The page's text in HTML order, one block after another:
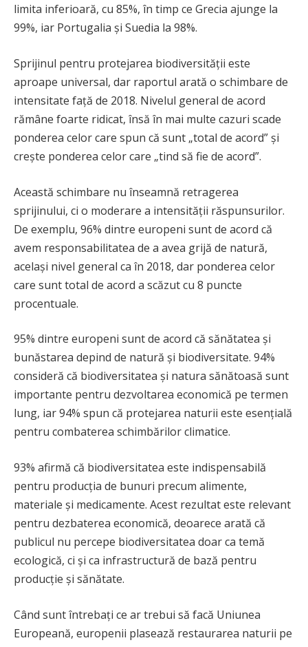
limita inferioară, cu 85%, în timp ce Grecia ajunge la
99%, iar Portugalia și Suedia la 98%.
Sprijinul pentru protejarea biodiversității este
aproape universal, dar raportul arată o schimbare de
intensitate față de 2018. Nivelul general de acord
rămâne foarte ridicat, însă în mai multe cazuri scade
ponderea celor care spun că sunt „total de acord” și
crește ponderea celor care „tind să fie de acord”.
Această schimbare nu înseamnă retragerea
sprijinului, ci o moderare a intensității răspunsurilor.
De exemplu, 96% dintre europeni sunt de acord că
avem responsabilitatea de a avea grijă de natură,
același nivel general ca în 2018, dar ponderea celor
care sunt total de acord a scăzut cu 8 puncte
procentuale.
95% dintre europeni sunt de acord că sănătatea și
bunăstarea depind de natură și biodiversitate. 94%
consideră că biodiversitatea și natura sănătoasă sunt
importante pentru dezvoltarea economică pe termen
lung, iar 94% spun că protejarea naturii este esențială
pentru combaterea schimbărilor climatice.
93% afirmă că biodiversitatea este indispensabilă
pentru producția de bunuri precum alimente,
materiale și medicamente. Acest rezultat este relevant
pentru dezbaterea economică, deoarece arată că
publicul nu percepe biodiversitatea doar ca temă
ecologică, ci și ca infrastructură de bază pentru
producție și sănătate.
Când sunt întrebați ce ar trebui să facă Uniunea
Europeană, europenii plasează restaurarea naturii pe